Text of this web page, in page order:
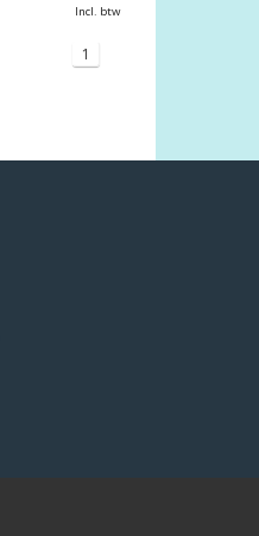
Incl. btw
1